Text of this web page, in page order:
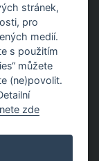
stránek,
pro
medií.
s použitím
můžete
(ne)povolit.
zde